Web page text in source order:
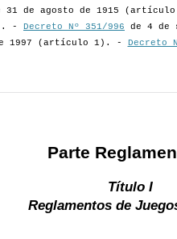
31 de agosto de 1915
-
Decreto Nº 351/996 de 4 de
1997 (artículo 1). - Decreto
Parte
Título I
Reglamentos de